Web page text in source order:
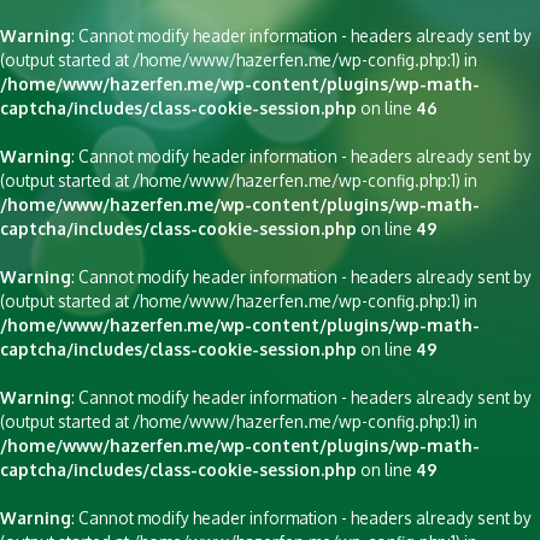
Warning: Cannot modify header information - headers already sent by
(output started at /home/www/hazerfen.me/wp-config.php:1) in
/home/www/hazerfen.me/wp-content/plugins/wp-math-
captcha/includes/class-cookie-session.php on line 46
Warning: Cannot modify header information - headers already sent by
(output started at /home/www/hazerfen.me/wp-config.php:1) in
/home/www/hazerfen.me/wp-content/plugins/wp-math-
captcha/includes/class-cookie-session.php on line 49
Warning: Cannot modify header information - headers already sent by
(output started at /home/www/hazerfen.me/wp-config.php:1) in
/home/www/hazerfen.me/wp-content/plugins/wp-math-
captcha/includes/class-cookie-session.php on line 49
Warning: Cannot modify header information - headers already sent by
(output started at /home/www/hazerfen.me/wp-config.php:1) in
/home/www/hazerfen.me/wp-content/plugins/wp-math-
captcha/includes/class-cookie-session.php on line 49
Warning: Cannot modify header information - headers already sent by